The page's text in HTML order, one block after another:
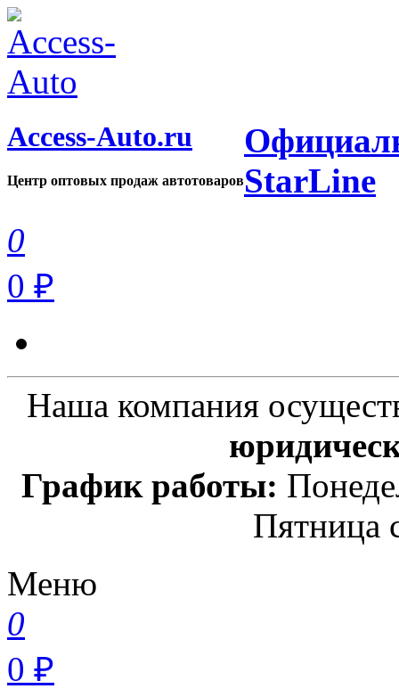
Access-Auto.ru
Центр оптовых продаж автотоваровStarLine
0
0 ₽
Наша компания
График работы:
Пятница
Меню
0
0 ₽